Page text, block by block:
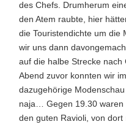
des Chefs. Drumherum
den Atem raubte, hier
die Touristendichte um die
wir uns dann
auf die halbe Strecke
Abend zuvor konnten wir
dazugehörige
naja… Gegen 19.30 waren
den guten Ravioli, von